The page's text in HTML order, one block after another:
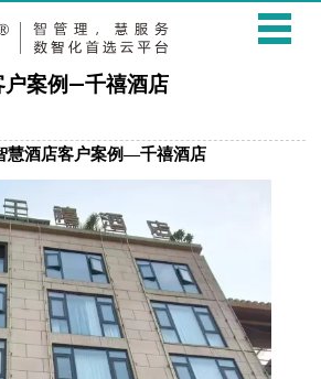
案例—千禧酒店
慧酒店客户案例—千禧酒店